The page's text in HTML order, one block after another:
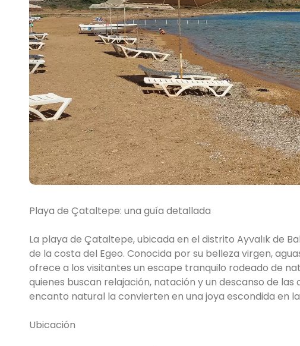
Playa de Çataltepe: una guía detallada
La playa de Çataltepe, ubicada en el distrito Ayvalık de
de la costa del Egeo. Conocida por su belleza virgen,
ofrece a los visitantes un escape tranquilo rodeado de
quienes buscan relajación, natación y un descanso de
encanto natural la convierten en una joya escondida en la
Ubicación